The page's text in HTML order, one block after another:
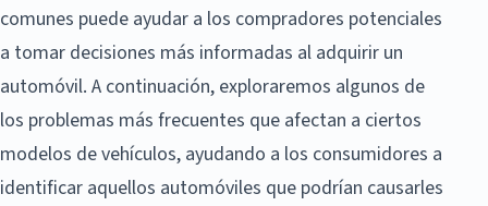
comunes puede ayudar a los compradores potenciales
a tomar decisiones más informadas al adquirir un
automóvil. A continuación, exploraremos algunos de
los problemas más frecuentes que afectan a ciertos
modelos de vehículos, ayudando a los consumidores a
identificar aquellos automóviles que podrían causarles